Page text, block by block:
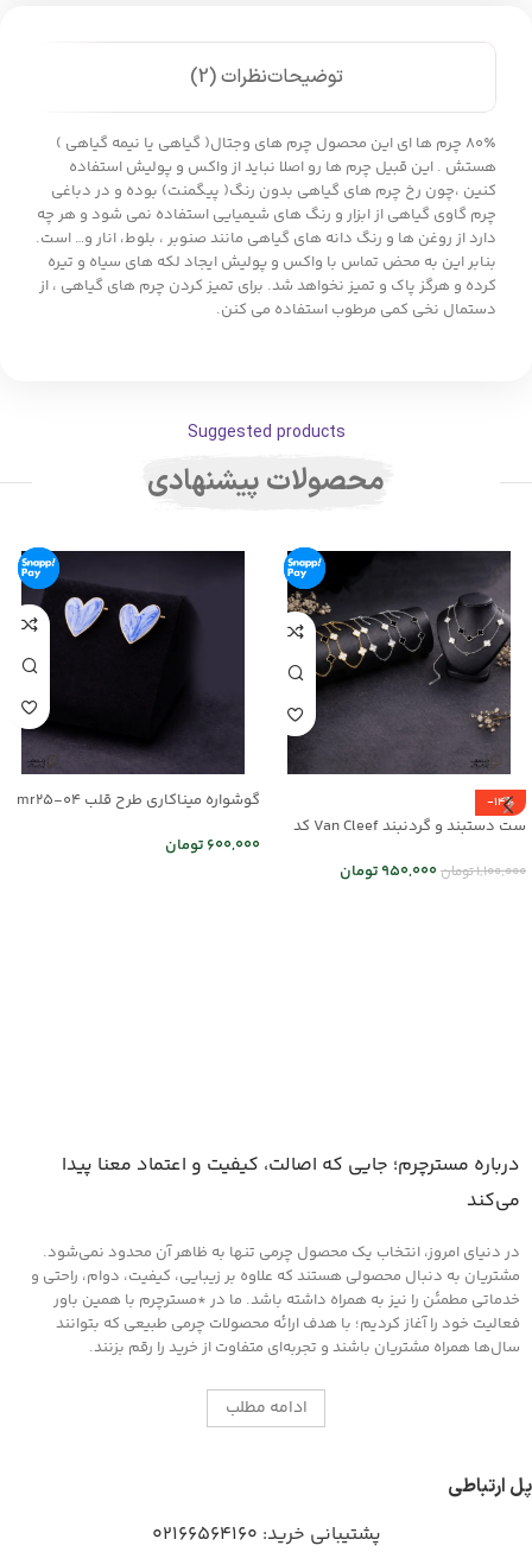
توضیحاتنظرات (2)
۸۰٪ چرم ها ای این محصول چرم های وجتال( گیاهی یا نیمه گیاهی )
هستش . این قبیل چرم ها رو اصلا نباید از واکس و پولیش استفاده
کنین ،چون رخ چرم های گیاهی بدون رنگ( پیگمنت) بوده و در دباغی
چرم گاوی گیاهی از ابزار و رنگ های شیمیایی استفاده نمی شود و هر چه
دارد از روغن ها و رنگ دانه های گیاهی مانند صنوبر ، بلوط، انار و… است.
بنابر این به محض تماس با واکس و پولیش ایجاد لکه های سیاه و تیره
کرده و هرگز پاک و تمیز نخواهد شد. برای تمیز کردن چرم های گیاهی ، از
دستمال نخی کمی مرطوب استفاده می کنن.
Suggested products
محصولات پیشنهادی
-14%
ست دستبند و گردنبند Van Cleef کد
1,100,000تومان950,000تومان
گوشواره میناکاری طرح قلب mr25-04
600,000 تومان
درباره مسترچرم؛ جایی که اصالت، کیفیت و اعتماد معنا پیدا
می‌کند
در دنیای امروز، انتخاب یک محصول چرمی تنها به ظاهر آن محدود نمی‌شود.
مشتریان به دنبال محصولی هستند که علاوه بر زیبایی، کیفیت، دوام، راحتی و
خدماتی مطمئن را نیز به همراه داشته باشد. ما در *مسترچرم با همین باور
فعالیت خود را آغاز کردیم؛ با هدف ارائه محصولات چرمی طبیعی که بتوانند
سال‌ها همراه مشتریان باشند و تجربه‌ای متفاوت از خرید را رقم بزنند.
ادامه مطلب
پل ارتباطی
پشتیبانی خرید: 02166564160